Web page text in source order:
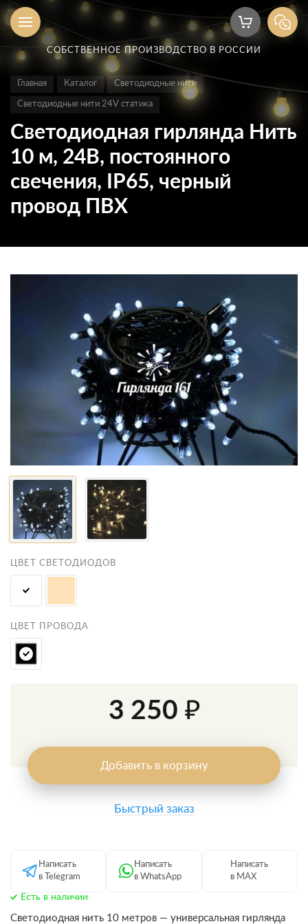
СОБСТВЕННОЕ ПРОИЗВОДСТВО В РОССИИ
Главная Каталог Светодиодные нити
Светодиодные нити 24V статика
Светодиодная гирлянда Нить
10 м, 24В, постоянного
свечения, IP65, черный
провод ПВХ
Есть в наличии
Светодиодная нить 10 метров — универсальная гирлянда
ЦВЕТ СВЕТОДИОДОВ
ЦВЕТ ПРОВОДА
3 250 ₽
Добавить в корзину
Быстрый заказ
Написать
в Telegram
Написать
в WhatsApp
Написать
в MAX